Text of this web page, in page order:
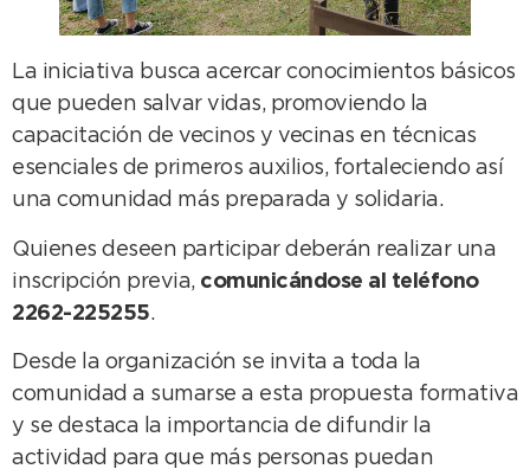
La iniciativa busca acercar conocimientos básicos
que pueden salvar vidas, promoviendo la
capacitación de vecinos y vecinas en técnicas
esenciales de primeros auxilios, fortaleciendo así
una comunidad más preparada y solidaria.
Quienes deseen participar deberán realizar una
inscripción previa, comunicándose al teléfono
2262-225255.
Desde la organización se invita a toda la
comunidad a sumarse a esta propuesta formativa
y se destaca la importancia de difundir la
actividad para que más personas puedan